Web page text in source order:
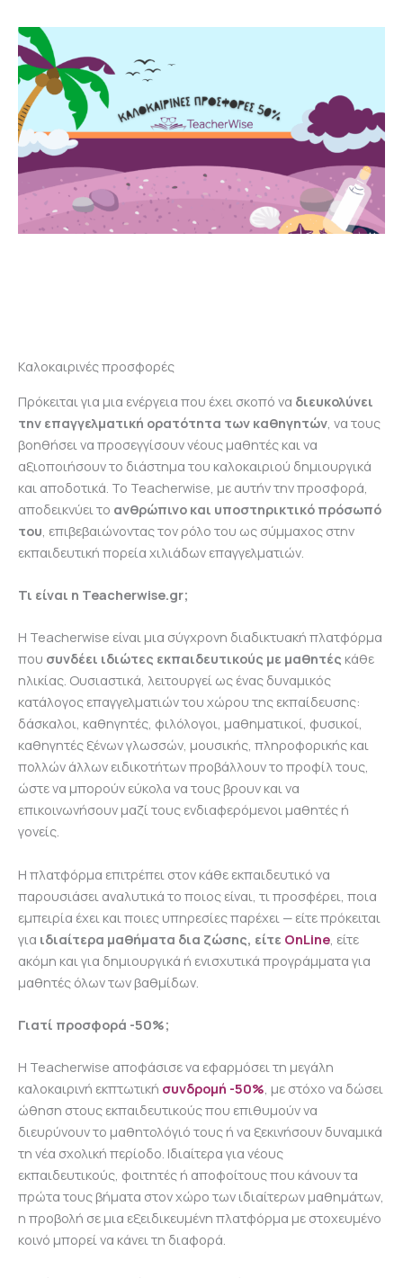
Καλοκαιρινές προσφορές
Πρόκειται για μια ενέργεια που έχει σκοπό να διευκολύνει
την επαγγελματική ορατότητα των καθηγητών , να τους
βοηθήσει να προσεγγίσουν νέους μαθητές και να
αξιοποιήσουν το διάστημα του καλοκαιριού δημιουργικά
και αποδοτικά. Το Teacherwise, με αυτήν την προσφορά,
αποδεικνύει το ανθρώπινο και υποστηρικτικό πρόσωπό
του , επιβεβαιώνοντας τον ρόλο του ως σύμμαχος στην
εκπαιδευτική πορεία χιλιάδων επαγγελματιών.
Τι είναι η Teacherwise.gr;
Η Teacherwise είναι μια σύγχρονη διαδικτυακή πλατφόρμα
που συνδέει ιδιώτες εκπαιδευτικούς με μαθητές κάθε
ηλικίας. Ουσιαστικά, λειτουργεί ως ένας δυναμικός
κατάλογος επαγγελματιών του χώρου της εκπαίδευσης:
δάσκαλοι, καθηγητές, φιλόλογοι, μαθηματικοί, φυσικοί,
καθηγητές ξένων γλωσσών, μουσικής, πληροφορικής και
πολλών άλλων ειδικοτήτων προβάλλουν το προφίλ τους,
ώστε να μπορούν εύκολα να τους βρουν και να
επικοινωνήσουν μαζί τους ενδιαφερόμενοι μαθητές ή
γονείς.
Η πλατφόρμα επιτρέπει στον κάθε εκπαιδευτικό να
παρουσιάσει αναλυτικά το ποιος είναι, τι προσφέρει, ποια
εμπειρία έχει και ποιες υπηρεσίες παρέχει — είτε πρόκειται
για ιδιαίτερα μαθήματα δια ζώσης, είτε OnLine , είτε
ακόμη και για δημιουργικά ή ενισχυτικά προγράμματα για
μαθητές όλων των βαθμίδων.
Γιατί προσφορά -50%;
Η Teacherwise αποφάσισε να εφαρμόσει τη μεγάλη
καλοκαιρινή εκπτωτική συνδρομή -50%, με στόχο να δώσει
ώθηση στους εκπαιδευτικούς που επιθυμούν να
διευρύνουν το μαθητολόγιό τους ή να ξεκινήσουν δυναμικά
τη νέα σχολική περίοδο. Ιδιαίτερα για νέους
εκπαιδευτικούς, φοιτητές ή αποφοίτους που κάνουν τα
πρώτα τους βήματα στον χώρο των ιδιαίτερων μαθημάτων,
η προβολή σε μια εξειδικευμένη πλατφόρμα με στοχευμένο
κοινό μπορεί να κάνει τη διαφορά.